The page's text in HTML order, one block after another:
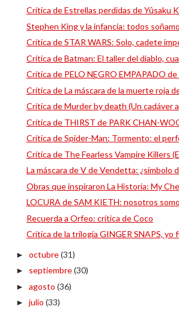
Crítica de Estrellas perdidas de Yûsaku
Stephen King y la infancia: todos
Crítica de STAR WARS: Solo, cadete
Crítica de Batman: El taller del diablo,
Crítica de PELO NEGRO EMPAPADO
Crítica de La máscara de la muerte roja
Crítica de Murder by death (Un cadáver
Crítica de THIRST de PARK CHAN-
Crítica de Spider-Man: Tormento: el
Crítica de The Fearless Vampire Killers
La máscara de V de Vendetta: ¿símbolo
Obras que inspiraron La Historia: My
LOCURA de SAM KIETH: nosotros
Recuerda a Orfeo: crítica de Coco
Crítica de la trilogía GINGER SNAPS, yo
► octubre(31)
► septiembre(30)
► agosto (36)
► julio (33)